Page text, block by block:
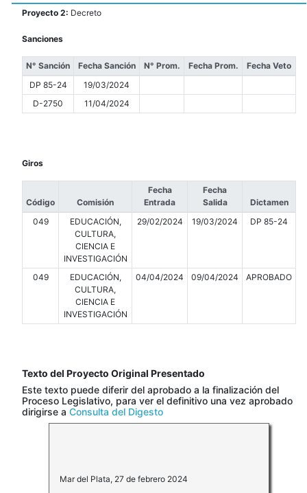
Proyecto 2: Decreto
Sanciones
N° Sanción Fecha Sanción N° Prom. Fecha Prom.
Fecha Veto
DP 85-24
19/03/2024
D-2750
11/04/2024
Giros
Código Comisión
Fecha
Entrada
Fecha
Salida
Dictamen
049
EDUCACIÓN,
CULTURA,
CIENCIA E
INVESTIGACIÓN
29/02/2024 19/03/2024 DP 85-24
049
EDUCACIÓN,
CULTURA,
CIENCIA E
INVESTIGACIÓN
04/04/2024 09/04/2024 APROBADO
Texto del Proyecto Original Presentado
Este texto puede diferir del aprobado a la finalización del
Proceso Legislativo, para ver el definitivo una vez aprobado
dirigirse a Consulta del Digesto
Mar del Plata, 27 de febrero 2024